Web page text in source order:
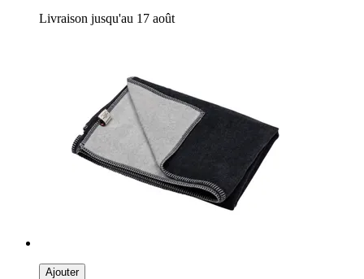
Livraison jusqu'au 17 août
Ajouter